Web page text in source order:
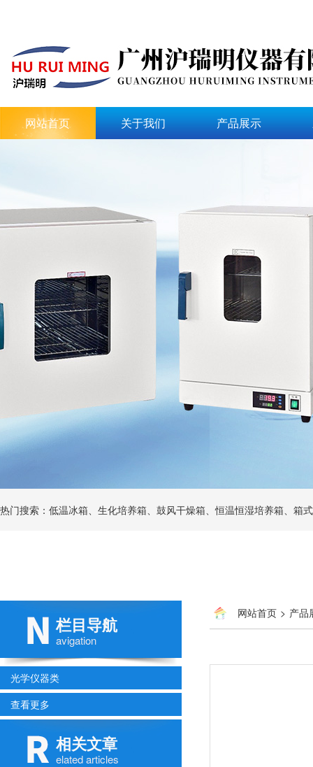
网站首页 关于我们 产品展示
热门搜索：低温冰箱、生化培养箱、鼓风干燥箱、恒温恒湿培养箱、箱
栏目导航
avigation
光学仪器类
查看更多
相关文章
elated articles
网站首页 > 产品